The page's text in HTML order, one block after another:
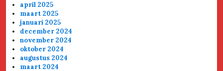
april 2025
maart 2025
januari 2025
december 2024
november 2024
oktober 2024
augustus 2024
maart 2024